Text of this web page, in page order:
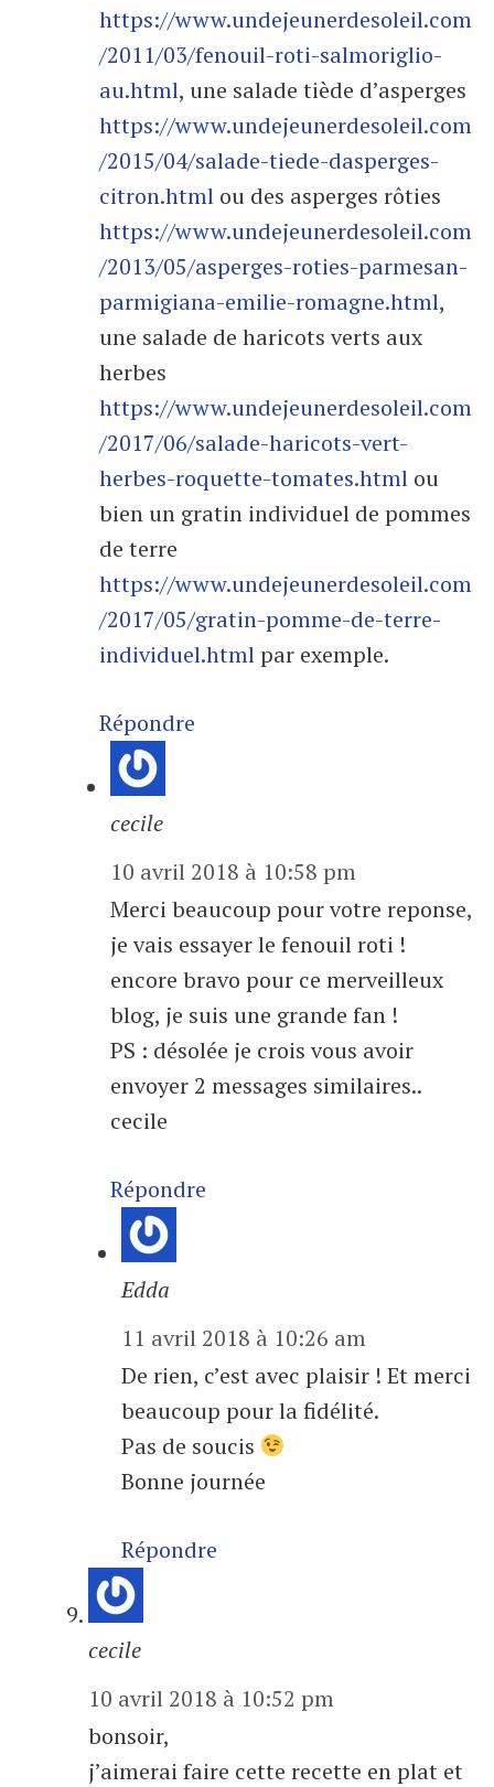
https://www.undejeunerdesoleil.com
/2011/03/fenouil-roti-salmoriglio-
au.html, une salade tiède d’asperges
https://www.undejeunerdesoleil.com
/2015/04/salade-tiede-dasperges-
citron.html ou des asperges rôties
https://www.undejeunerdesoleil.com
/2013/05/asperges-roties-parmesan-
parmigiana-emilie-romagne.html,
une salade de haricots verts aux
herbes
https://www.undejeunerdesoleil.com
/2017/06/salade-haricots-vert-
herbes-roquette-tomates.html ou
bien un gratin individuel de pommes
de terre
https://www.undejeunerdesoleil.com
/2017/05/gratin-pomme-de-terre-
individuel.htmlpar exemple.
Répondre
cecile
10 avril 2018 à 10:58 pm
Merci beaucoup pour votre reponse,
je vais essayer le fenouil roti !
encore bravo pour ce merveilleux
blog, je suis une grande fan !
PS : désolée je crois vous avoir
envoyer 2 messages similaires..
cecile
Répondre
Edda
11 avril 2018 à 10:26 am
De rien, c’est avec plaisir ! Et merci
beaucoup pour la fidélité.
Pas de soucis
Bonne journée
Répondre
cecile
10 avril 2018 à 10:52 pm
bonsoir,
j’aimerai faire cette recette en plat et